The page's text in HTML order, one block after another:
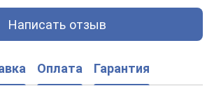
Написать отзыв
Оплата Гарантия